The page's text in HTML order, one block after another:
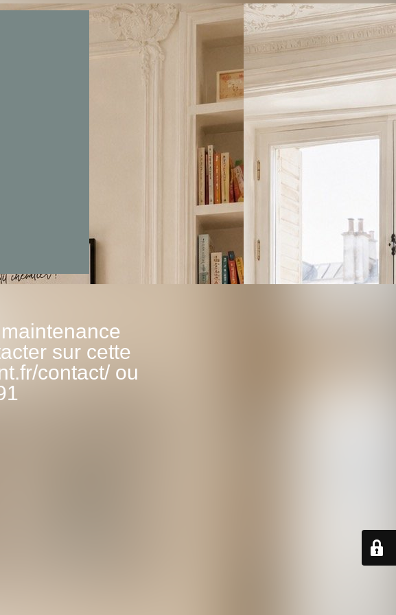
sur cette
contact/ ou